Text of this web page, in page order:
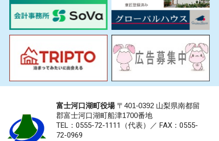
富士河口湖町役場〒401-0392 山梨県南都留
郡富士河口湖町船津1700番地
TEL：0555-72-1111 （代表）／ FAX：0555-
72-0969